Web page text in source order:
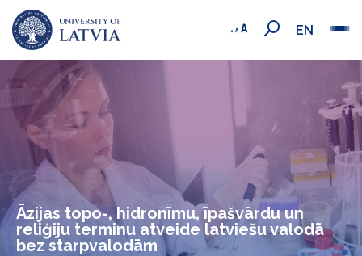
EN
Āzijas topo-, hidronīmu, īpašvārdu un
reliģiju terminu atveide latviešu valodā
bez starpvalodām